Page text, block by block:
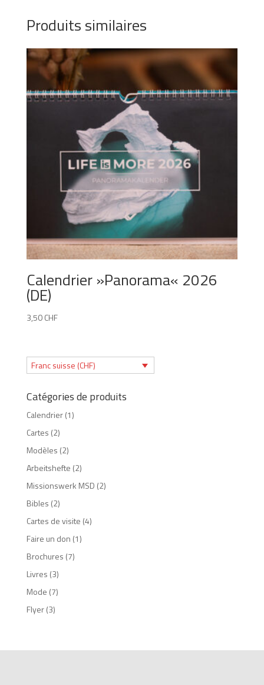
Produits similaires
Calendrier »Panorama« 2026
(DE)
3,50CHF
Franc suisse (CHF)
Catégories de produits
Calendrier (1)
Cartes (2)
Modèles (2)
Arbeitshefte (2)
Missionswerk MSD (2)
Bibles (2)
Cartes de visite (4)
Faire un don (1)
Brochures (7)
Livres (3)
Mode (7)
Flyer (3)